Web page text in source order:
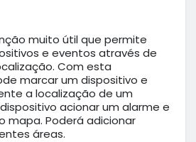
muito útil que permite
e eventos através de
Com esta
marcar um dispositivo e
a localização de um
acionar um alarme e
mapa. Poderá adicionar
áreas.